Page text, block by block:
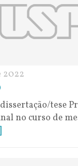
2022
tese
no curso de